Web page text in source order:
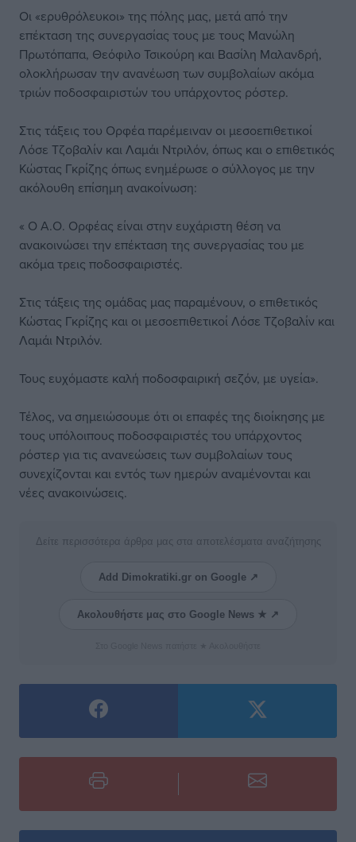
Οι «ερυθρόλευκοι» της πόλης μας, μετά από την
επέκταση της συνεργασίας τους με τους Μανώλη
Πρωτόπαπα, Θεόφιλο Τσικούρη και Βασίλη Μαλανδρή,
ολοκλήρωσαν την ανανέωση των συμβολαίων ακόμα
τριών ποδοσφαιριστών του υπάρχοντος ρόστερ.
Στις τάξεις του Ορφέα παρέμειναν οι μεσοεπιθετικοί
Λόσε Τζοβαλίν και Λαμάι Ντριλόν, όπως και ο επιθετικός
Κώστας Γκρίζης όπως ενημέρωσε ο σύλλογος με την
ακόλουθη επίσημη ανακοίνωση:
« Ο Α.Ο. Ορφέας είναι στην ευχάριστη θέση να
ανακοινώσει την επέκταση της συνεργασίας του με
ακόμα τρεις ποδοσφαιριστές.
Στις τάξεις της ομάδας μας παραμένουν, ο επιθετικός
Κώστας Γκρίζης και οι μεσοεπιθετικοί Λόσε Τζοβαλίν και
Λαμάι Ντριλόν.
Τους ευχόμαστε καλή ποδοσφαιρική σεζόν, με υγεία».
Τέλος, να σημειώσουμε ότι οι επαφές της διοίκησης με
τους υπόλοιπους ποδοσφαιριστές του υπάρχοντος
ρόστερ για τις ανανεώσεις των συμβολαίων τους
συνεχίζονται και εντός των ημερών αναμένονται και
νέες ανακοινώσεις.
Δείτε περισσότερα άρθρα μας στα αποτελέσματα αναζήτησης
Add Dimokratiki.gr on Google ↗
Ακολουθήστε μας στο Google News ★ ↗